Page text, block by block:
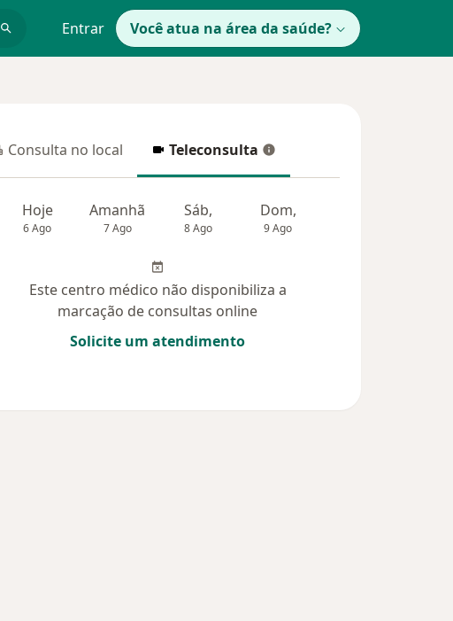
Entrar Você atua na área da saúde?
no local
Consulta no local Teleconsulta
Teleconsulta
Hoje
6 Ago
Amanhã
7 Ago
Sáb,
8 Ago
Dom,
9 Ago
Este centro médico não disponibiliza a
marcação de consultas online
Solicite um atendimento